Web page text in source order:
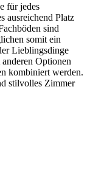
für jedes
ausreichend Platz
sind
somit ein
Lieblingsdinge
Optionen
kombiniert werden.
stilvolles Zimmer